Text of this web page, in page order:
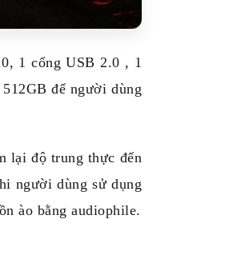
1 cổng USB 2.0 , 1
để người dùng
lại độ trung thực đến
người dùng sử dụng
ào bằng audiophile.